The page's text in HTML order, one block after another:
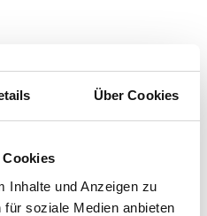
Über Cookies
Cookies
Inhalte und Anzeigen zu
soziale Medien anbieten